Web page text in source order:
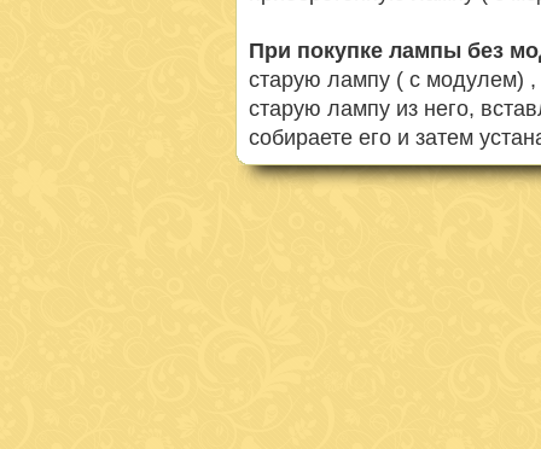
При покупке лампы без
старую лампу ( с модулем) ,
старую лампу из него,
собираете его и затем